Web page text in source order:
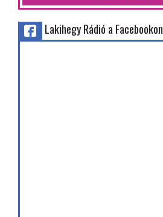
Lakihegy Rádió a Facebookon